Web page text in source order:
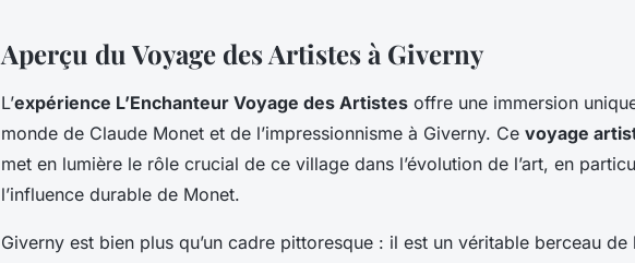
Aperçu du Voyage des Artistes à Giverny
L’expérience L’Enchanteur Voyage des Artistes offre une immersion
monde de Claude Monet et de l’impressionnisme à Giverny. Ce voyage
met en lumière le rôle crucial de ce village dans l’évolution de l’art, en
l’influence durable de Monet.
Giverny est bien plus qu’un cadre pittoresque : il est un véritable berceau